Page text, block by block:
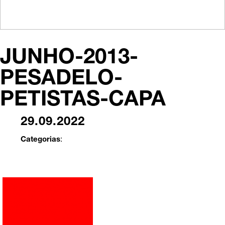
JUNHO-2013-
PESADELO-
PETISTAS-CAPA
29.09.2022
Categorias: